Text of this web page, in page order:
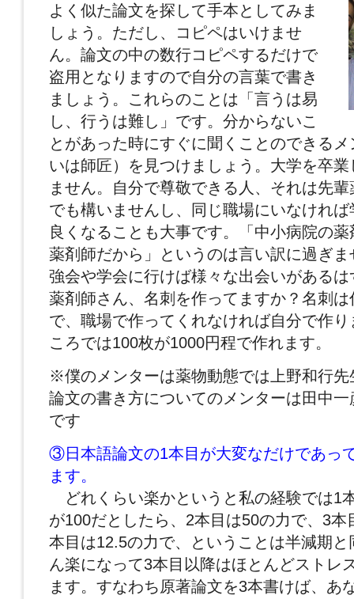
よく似た論文を探して手本としてみま
しょう。ただし、コピペはいけませ
ん。論文の中の数行コピペするだけで
盗用となりますので自分の言葉で書き
ましょう。これらのことは「言うは易
し、行うは難し」です。分からないこ
とがあった時にすぐに聞くことのできる
いは師匠）を見つけましょう。大学を卒
ません。自分で尊敬できる人、それは先
でも構いませんし、同じ職場にいなけれ
良くなることも大事です。「中小病院の
薬剤師だから」というのは言い訳に過ぎ
強会や学会に行けば様々な出会いがある
薬剤師さん、名刺を作ってますか？名刺
で、職場で作ってくれなければ自分で作
ころでは100枚が1000円程で作れます。
※僕のメンターは薬物動態では上野和行先
論文の書き方についてのメンターは田中
です
③日本語論文の1本目が大変なだけであっ
ます。
どれくらい楽かというと私の経験では1
が100だとしたら、2本目は50の力で、3本
本目は12.5の力で、ということは半減期
ん楽になって3本目以降はほとんどストレ
ます。すなわち原著論文を3本書けば、あ